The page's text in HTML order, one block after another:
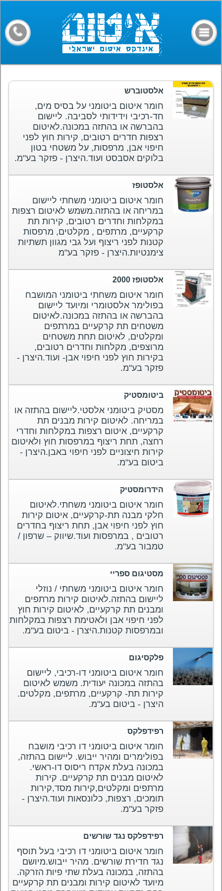
אלסטוברש
חומר איטום ביטומני על בסיס מים,
חד-רכיבי וידידותי לסביבה. ליישום
בהברשה או בהתזה במכונה.לאיטום
רצפות חדרים רטובים, קירות חוץ לפני
חיפוי אבן, מרפסות, על משטחי בטון
בלוקים אסבסט ועוד.היצרן - פזקר בע"מ.
אלסטופז
חומר איטום ביטומני משחתי ליישום
במריחה או בהתזה.משמש לאיטום רצפות
במקלחות וחדרים רטובים, קירות תת
קרקעיים, מרתפים , מקלטים, מרפסות
קטנות לפני ריצוף ועל גבי מגוון תשתיות
צימנטיות.היצרן - פזקר בע"מ
אלסטופז 2000
חומר איטום משחתי ביטומני המושבח
בפולימר אלסטומרי ומיועד ליישום
בהברשה או בהתזה במכונה.לאיטום
משטחים תת קרקעיים במרתפים
ומקלטים, לאיטום תחת משטחים
מרוצפים, מקלחות וחדרים רטובים,
בקירות חוץ לפני חיפוי אבן- ועוד.היצרן -
פזקר בע"מ.
ביטומסטיק
מסטיק ביטומני אלסטי.ליישום בהתזה או
במריחה. לאיטום קירות מבנים תת
קרקעיים, איטום רצפות במקלחות וחדרי
רחצה, תחת ריצוף במרפסות חוץ ולאיטום
קירות חיצוניים לפני חיפוי באבן.היצרן -
ביטום בע"מ.
הידרומסטיק
חומר איטום ביטומני משחתי.לאיטום
חלקי מבנה תת-קרקעיים, איטום קירות
חוץ לפני חיפוי אבן, תחת ריצוף בחדרים
רטובים , במרפסות ועוד.שיווק – שרפון /
טמבור בע"מ.
מסטיגום ספריי
חומר איטום ביטומני משחתי / נוזלי
ליישום בהתזה.לאיטום קירות מרתפים
ומבנים תת קרקעיים, לאיטום קירות חוץ
לפני חיפוי אבן ולאטימת רצפות במקלחות
ובמרפסות קטנות.היצרן - ביטום בע"מ.
פלקסיגום
חומר איטום ביטומני דו-רכיבי, ליישום
בהתזה במכונה יעודית. משמש לאיטום
קירות תת- קרקעיים, מרתפים, מקלטים.
היצרן - ביטום בע"מ.
רפידפלקס
חומר איטום ביטומני דו רכיבי מושבח
בפולימרים ומהיר ייבוש. ליישום בהתזה,
במכונה בעלת אקדח ריסוס דו-ראשי.
לאיטום מבנים תת קרקעיים. קירות
מרתפים ומקלטים,קירות מסד,קירות
תומכים, רצפות, כלונסאות ועוד.היצרן -
פזקר בע"מ.
רפידפלקס נגד שורשים
חומר איטום ביטומני דו רכיבי בעל תוסף
נגד חדירת שורשים. מהיר ייבוש.מיושם
בהתזה, במכונה בעלת שתי פיות הזרקה.
מיועד לאיטום קירות ומבנים תת קרקעיים
קבלני איטום
מאמרים
פורום